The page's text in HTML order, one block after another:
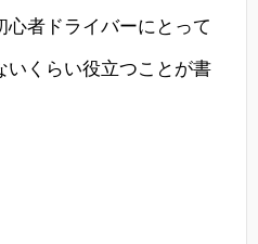
心者ドライバーにとって
いくらい役立つことが書